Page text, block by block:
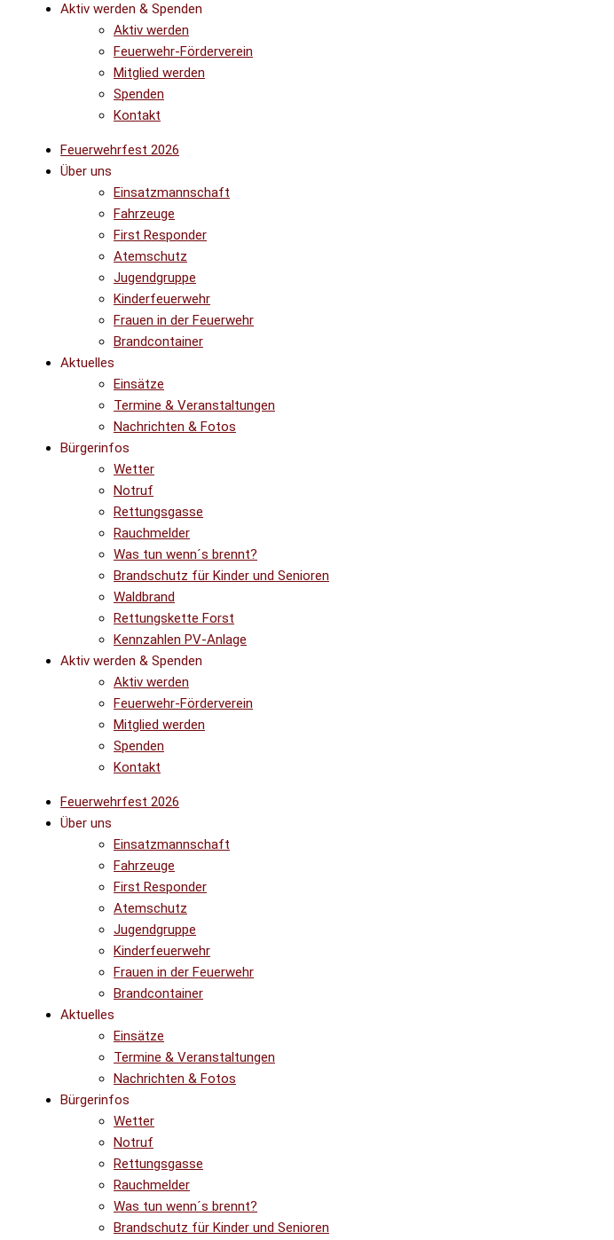
Aktiv werden & Spenden
Aktiv werden
Feuerwehr-Förderverein
Mitglied werden
Spenden
Kontakt
Feuerwehrfest 2026
Über uns
Einsatzmannschaft
Fahrzeuge
First Responder
Atemschutz
Jugendgruppe
Kinderfeuerwehr
Frauen in der Feuerwehr
Brandcontainer
Aktuelles
Einsätze
Termine & Veranstaltungen
Nachrichten & Fotos
Bürgerinfos
Wetter
Notruf
Rettungsgasse
Rauchmelder
Was tun wenn´s brennt?
Brandschutz für Kinder und Senioren
Waldbrand
Rettungskette Forst
Kennzahlen PV-Anlage
Aktiv werden & Spenden
Aktiv werden
Feuerwehr-Förderverein
Mitglied werden
Spenden
Kontakt
Feuerwehrfest 2026
Über uns
Einsatzmannschaft
Fahrzeuge
First Responder
Atemschutz
Jugendgruppe
Kinderfeuerwehr
Frauen in der Feuerwehr
Brandcontainer
Aktuelles
Einsätze
Termine & Veranstaltungen
Nachrichten & Fotos
Bürgerinfos
Wetter
Notruf
Rettungsgasse
Rauchmelder
Was tun wenn´s brennt?
Brandschutz für Kinder und Senioren